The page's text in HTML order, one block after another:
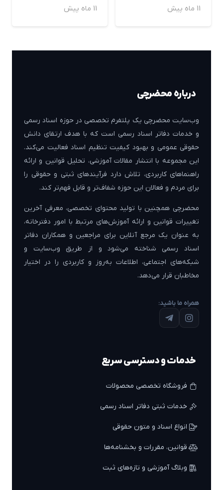
11 ماه پیش 11 ماه پیش
درباره محضرچی
وب‌سایت محضرچی یک پلتفرم تخصصی در حوزه اسناد رسمی
و خدمات دفاتر اسناد رسمی است که با هدف ارتقای دانش
حقوقی عمومی و بهبود کیفیت تنظیم اسناد فعالیت می‌کند.
این مجموعه با انتشار مقالات آموزشی، تحلیل قوانین و ارائه
راهنماهای کاربردی، تلاش دارد فرآیندهای ثبتی و حقوقی را
برای مردم و فعالان این حوزه شفاف‌تر و قابل فهم‌تر کند.
محضرچی همچنین با تولید محتوای تخصصی، معرفی آخرین
تغییرات قوانین و ارائه آموزش‌های مرتبط با امور دفترخانه،
به عنوان یک مرجع آنلاین برای مراجعین و همکاران دفاتر
اسناد رسمی شناخته می‌شود و از طریق وب‌سایت و
شبکه‌های اجتماعی، اطلاعات به‌روز و کاربردی را در اختیار
مخاطبان قرار می‌دهد.
همراه ما باشید:
خدمات و دسترسی سریع
فروشگاه تخصصی محصولات
خدمات ثبتی دفاتر اسناد رسمی
انواع اسناد و متون حقوقی
قوانین، مقررات و بخشنامه‌ها
وبلاگ آموزشی و تازه‌های ثبت